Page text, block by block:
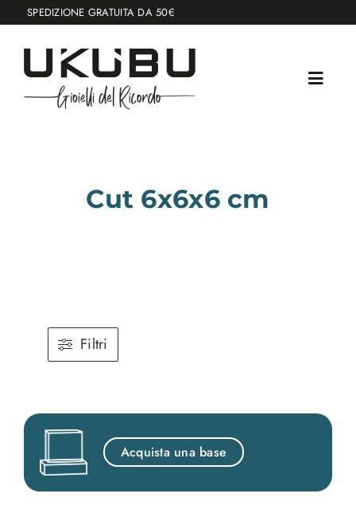
Salta
al
contenuto
SPEDIZIONE GRATUITA DA 50€
Cut 6x6x6 cm
Filtri
Acquista una base